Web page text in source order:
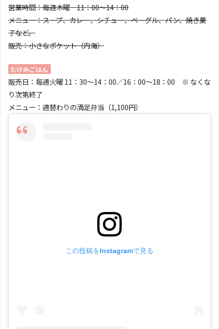
営業時間：毎週木曜 11：00〜14：00
メニュー：スープ、カレー、シチュー、ベーグル、パン、焼き菓
子など。
販売：小さなポケット（内海）
たけみごはん
販売日：毎週火曜 11：30〜14：00／16：00〜18：00 ※ なくな
り次第終了
メニュー：週替わりの満足弁当（1,100円）
この投稿をInstagramで見る